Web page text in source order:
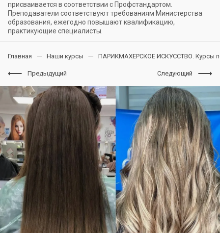
присваивается в соответствии с Профстандартом.
Преподаватели соответствуют требованиям Министерства
образования, ежегодно повышают квалификацию,
практикующие специалисты.
Главная Наши курсы ПАРИКМАХЕРСКОЕ ИСКУССТВО. Курсы
Предыдущий Следующий